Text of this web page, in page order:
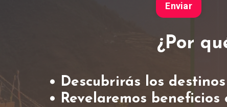
Enviar
¿Por
• Descubrirás los
• Revelaremos